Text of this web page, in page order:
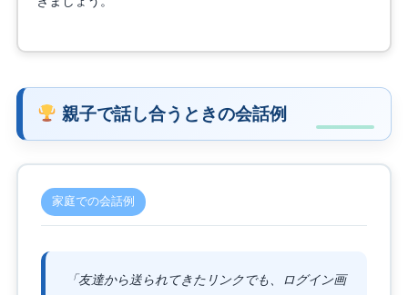
親子で話し合うときの会話例
家庭での会話例
「友達から送られてきたリンクでも、ログイン画